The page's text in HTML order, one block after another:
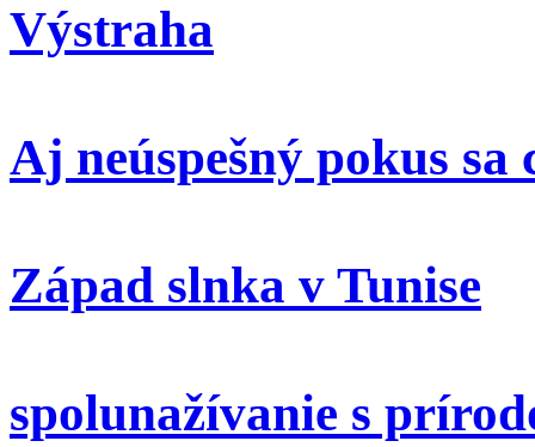
Výstraha
Aj neúspešný pokus sa
Západ slnka v Tunise
spolunažívanie s